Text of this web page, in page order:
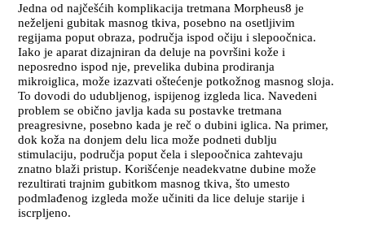
Jedna od najčešćih komplikacija tretmana Morpheus8 je
neželjeni gubitak masnog tkiva, posebno na osetljivim
regijama poput obraza, područja ispod očiju i slepoočnica.
Iako je aparat dizajniran da deluje na površini kože i
neposredno ispod nje, prevelika dubina prodiranja
mikroiglica, može izazvati oštećenje potkožnog masnog sloja.
To dovodi do udubljenog, ispijenog izgleda lica. Navedeni
problem se obično javlja kada su postavke tretmana
preagresivne, posebno kada je reč o dubini iglica. Na primer,
dok koža na donjem delu lica može podneti dublju
stimulaciju, područja poput čela i slepoočnica zahtevaju
znatno blaži pristup. Korišćenje neadekvatne dubine može
rezultirati trajnim gubitkom masnog tkiva, što umesto
podmlađenog izgleda može učiniti da lice deluje starije i
iscrpljeno.